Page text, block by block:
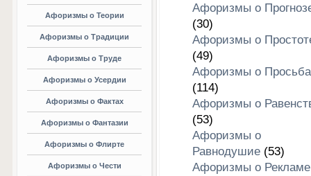
Афоризмы о Теории
Афоризмы о Традиции
Афоризмы о Труде
Афоризмы о Усердии
Афоризмы о Фактах
Афоризмы о Фантазии
Афоризмы о Флирте
Афоризмы о Чести
Афоризмы о
(30)
Афоризмы о
(49)
Афоризмы о
(114)
Афоризмы о
(53)
Афоризмы о
Равнодушие(53)
Афоризмы о Рекламе